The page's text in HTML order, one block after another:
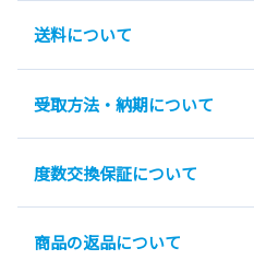
送料について
受取方法・納期について
度数交換保証について
商品の返品について